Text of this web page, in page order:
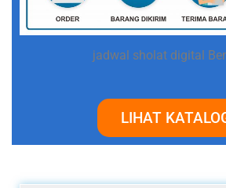
jadwal sholat digital
LIHAT